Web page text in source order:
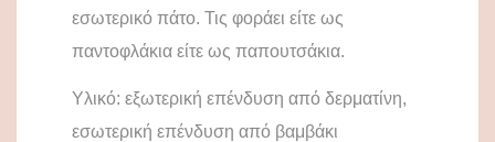
εσωτερικό πάτο. Τις φοράει είτε ως
παντοφλάκια είτε ως παπουτσάκια.
Υλικό: εξωτερική επένδυση από δερματίνη,
εσωτερική επένδυση από βαμβάκι